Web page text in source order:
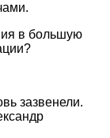
в большую
зазвенели.